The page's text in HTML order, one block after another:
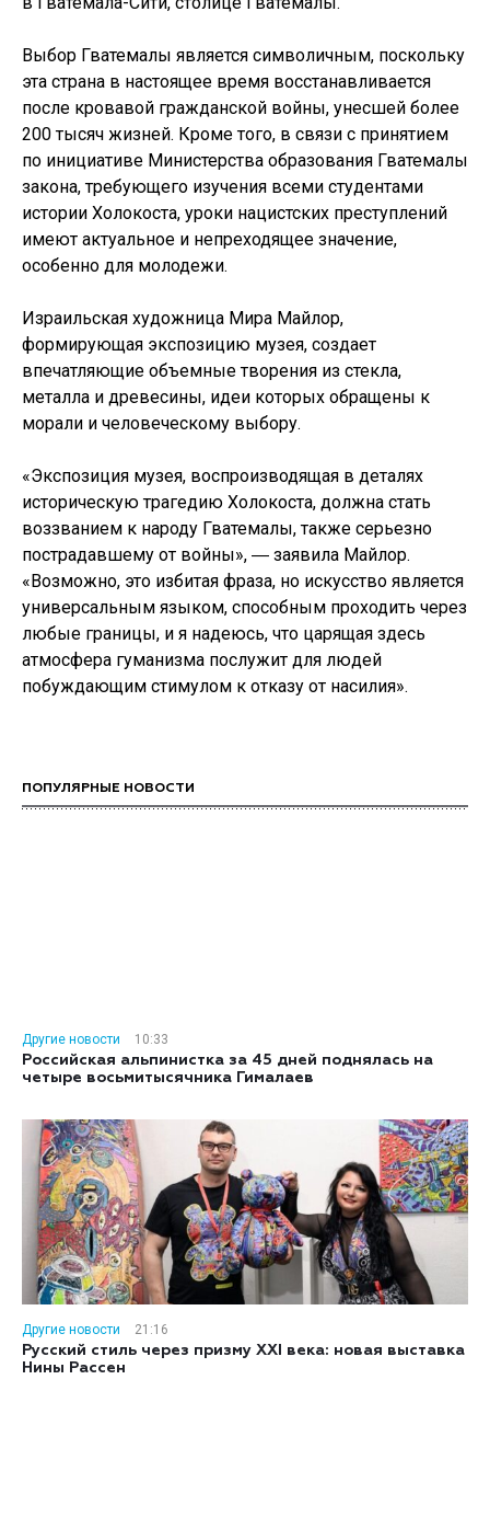
Выбор Гватемалы является символичным, поскольку
эта страна в настоящее время восстанавливается
после кровавой гражданской войны, унесшей более
200 тысяч жизней. Кроме того, в связи с принятием
по инициативе Министерства образования Гватемалы
закона, требующего изучения всеми студентами
истории Холокоста, уроки нацистских преступлений
имеют актуальное и непреходящее значение,
особенно для молодежи.
Израильская художница Мира Майлор,
формирующая экспозицию музея, создает
впечатляющие объемные творения из стекла,
металла и древесины, идеи которых обращены к
морали и человеческому выбору.
«Экспозиция музея, воспроизводящая в деталях
историческую трагедию Холокоста, должна стать
воззванием к народу Гватемалы, также серьезно
пострадавшему от войны», ― заявила Майлор.
«Возможно, это избитая фраза, но искусство является
универсальным языком, способным проходить через
любые границы, и я надеюсь, что царящая здесь
атмосфера гуманизма послужит для людей
побуждающим стимулом к отказу от насилия».
ПОПУЛЯРНЫЕ НОВОСТИ
Другие новости
10:33
Российская альпинистка за 45 дней поднялась на
четыре восьмитысячника Гималаев
Другие новости
21:16
Русский стиль через призму XXI века: новая выставка
Нины Рассен